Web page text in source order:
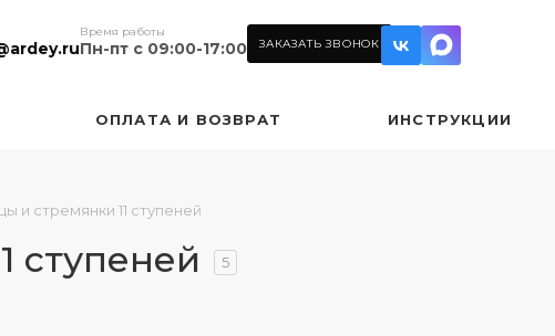
Время работы
Пн-пт с 09:00-17:00 ЗАКАЗАТЬ ЗВОНОК
ОПЛАТА И ВОЗВРАТ ИНСТРУКЦИИ
и стремянки 11 ступеней
ступеней 5